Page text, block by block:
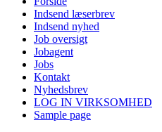
Indsend læserbrev
Indsend nyhed
Job oversigt
Jobagent
Jobs
Kontakt
Nyhedsbrev
LOG IN VIRKSOMHED
Sample page